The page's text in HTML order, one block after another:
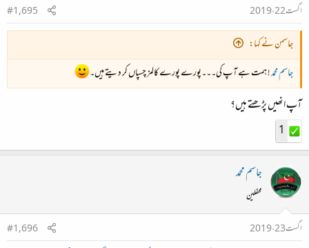
اگست 22، 2019
#1,695
جاسمن نے کہا:
جاسم محمد! ہمت ہے آپ کی۔۔۔پورے پورے کالمز چسپاں کر دیتے ہیں۔
آپ انھیں پڑھتے ہیں؟
1
جاسم محمد
محفلین
اگست 23، 2019
#1,696